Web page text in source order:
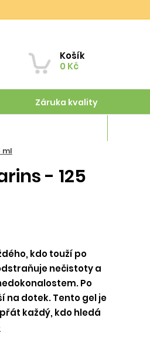
Košík
0 Kč
Záruka kvality
ml
- 125
kdo touží po
nečistoty a
Po
na dotek. Tento gel je
každý, kdo hledá